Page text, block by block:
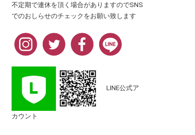
不定期で連休を頂く場合がありますのでSNS
でのおしらせのチェックをお願い致します
LINE公式ア
カウント